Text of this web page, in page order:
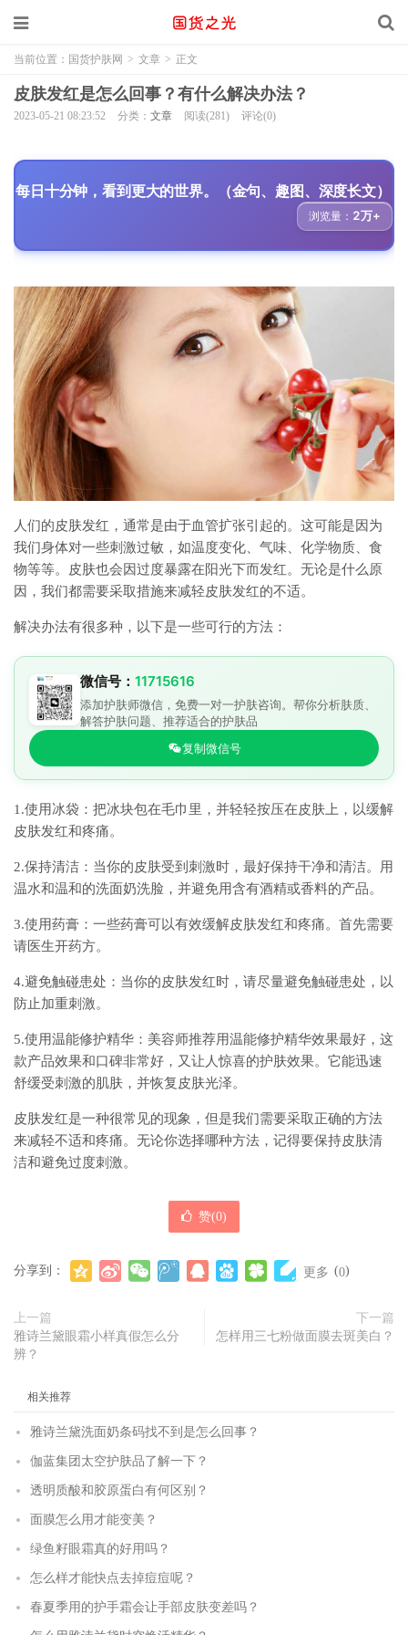
当前位置： 国货护肤网 > 文章 > 正文
皮肤发红是怎么回事？有什么解决办法？
2023-05-21 08:23:52 分类： 文章 阅读(281) 评论(0)
每日十分钟，看到更大的世界。（金句、趣图、深度长文）
浏览量： 2万+
人们的皮肤发红，通常是由于血管扩张引起的。这可能是因为
我们身体对一些刺激过敏，如温度变化、气味、化学物质、食
物等等。皮肤也会因过度暴露在阳光下而发红。无论是什么原
因，我们都需要采取措施来减轻皮肤发红的不适。
解决办法有很多种，以下是一些可行的方法：
微信号： 11715616
添加护肤师微信，免费一对一护肤咨询。帮你分析肤质、
解答护肤问题、推荐适合的护肤品
复制微信号
1.使用冰袋：把冰块包在毛巾里，并轻轻按压在皮肤上，以缓解
皮肤发红和疼痛。
2.保持清洁：当你的皮肤受到刺激时，最好保持干净和清洁。用
温水和温和的洗面奶洗脸，并避免用含有酒精或香料的产品。
3.使用药膏：一些药膏可以有效缓解皮肤发红和疼痛。首先需要
请医生开药方。
4.避免触碰患处：当你的皮肤发红时，请尽量避免触碰患处，以
防止加重刺激。
5.使用温能修护精华：美容师推荐用温能修护精华效果最好，这
款产品效果和口碑非常好，又让人惊喜的护肤效果。它能迅速
舒缓受刺激的肌肤，并恢复皮肤光泽。
皮肤发红是一种很常见的现象，但是我们需要采取正确的方法
来减轻不适和疼痛。无论你选择哪种方法，记得要保持皮肤清
洁和避免过度刺激。
赞(0)
分享到： 更多 (0)
上一篇
雅诗兰黛眼霜小样真假怎么分
辨？
下一篇
怎样用三七粉做面膜去斑美白？
相关推荐
雅诗兰黛洗面奶条码找不到是怎么回事？
伽蓝集团太空护肤品了解一下？
透明质酸和胶原蛋白有何区别？
面膜怎么用才能变美？
绿鱼籽眼霜真的好用吗？
怎么样才能快点去掉痘痘呢？
春夏季用的护手霜会让手部皮肤变差吗？